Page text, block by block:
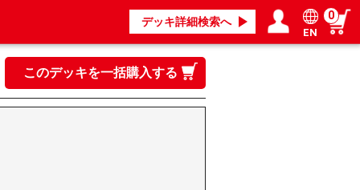
デッキ詳細検索へ
ログイン／会員登録
マイページ
EN
0
このデッキを一括購入する